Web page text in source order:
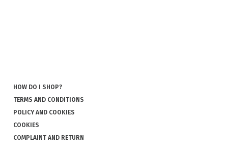
HOW DO I SHOP?
TERMS AND CONDITIONS
POLICY AND COOKIES
COOKIES
COMPLAINT AND RETURN